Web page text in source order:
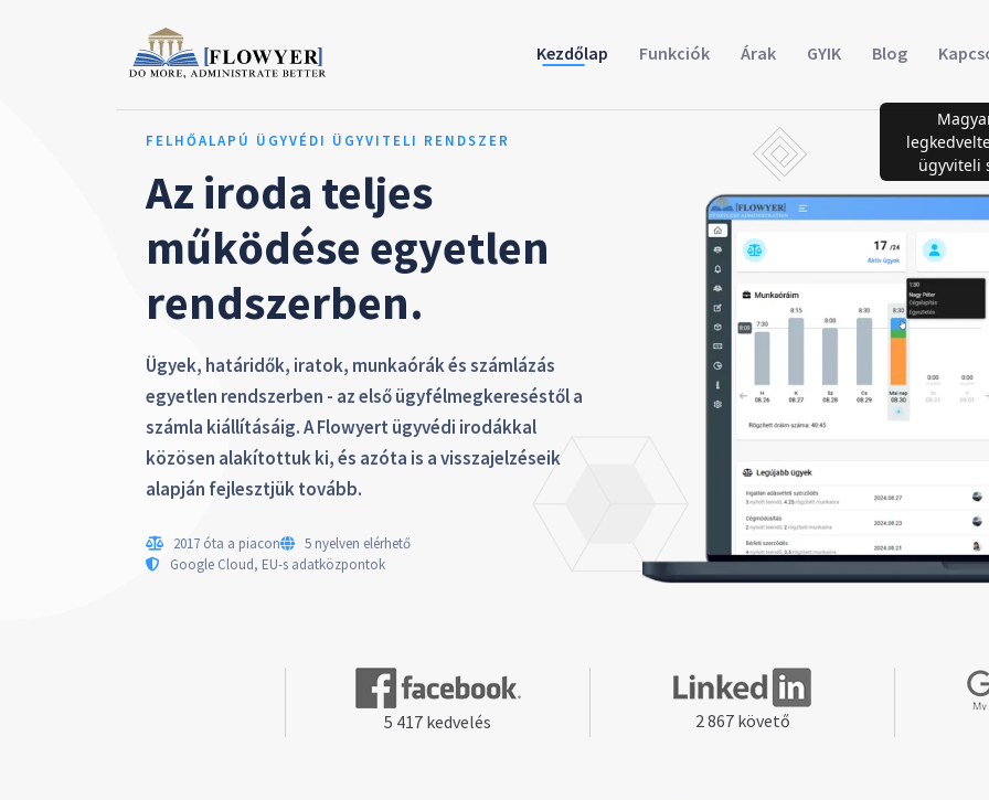
Kezdőlap Funkciók Árak GYIK Blog
FELHŐALAPÚ ÜGYVÉDI ÜGYVITELI RENDSZER
Az iroda teljes
működése egyetlen
rendszerben.
Ügyek, határidők, iratok, munkaórák és számlázás
egyetlen rendszerben - az első ügyfélmegkereséstől a
számla kiállításáig. A Flowyert ügyvédi irodákkal
közösen alakítottuk ki, és azóta is a visszajelzéseik
alapján fejlesztjük tovább.
2017 óta a piacon
5 nyelven elérhető
Google Cloud, EU-s adatközpontok
5 417 kedvelés 2 867 követő
ügyviteli